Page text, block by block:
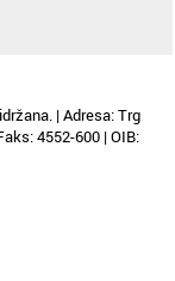
| Adresa: Trg
4552-600 | OIB: